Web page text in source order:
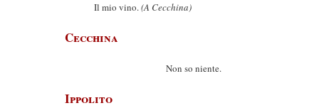
Il mio vino.(A Cecchina)
Cecchina
Non so niente.
Ippolito